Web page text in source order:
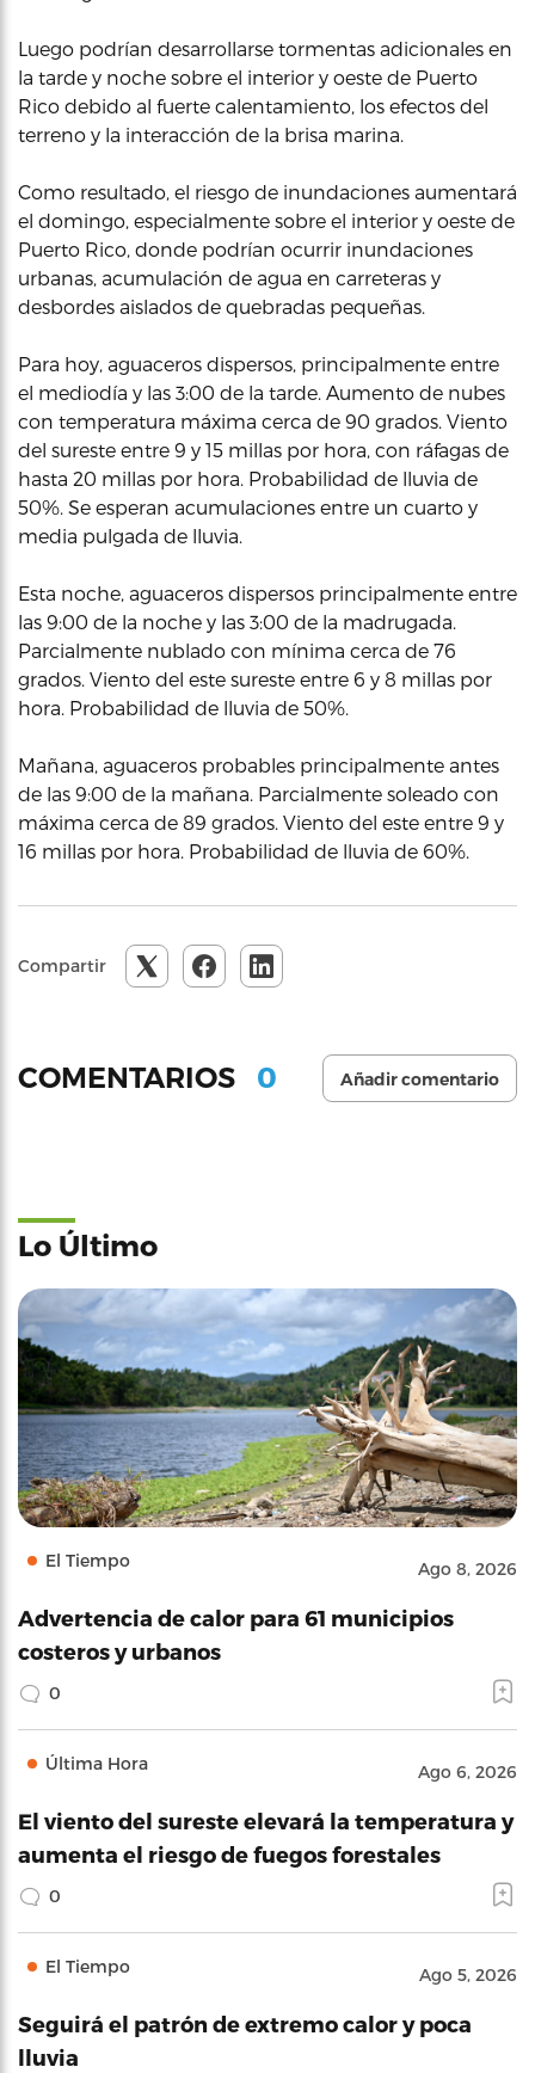
Luego podrían desarrollarse tormentas adicionales en
la tarde y noche sobre el interior y oeste de Puerto
Rico debido al fuerte calentamiento, los efectos del
terreno y la interacción de la brisa marina.
Como resultado, el riesgo de inundaciones aumentará
el domingo, especialmente sobre el interior y oeste de
Puerto Rico, donde podrían ocurrir inundaciones
urbanas, acumulación de agua en carreteras y
desbordes aislados de quebradas pequeñas.
Para hoy, aguaceros dispersos, principalmente entre
el mediodía y las 3:00 de la tarde. Aumento de nubes
con temperatura máxima cerca de 90 grados. Viento
del sureste entre 9 y 15 millas por hora, con ráfagas de
hasta 20 millas por hora. Probabilidad de lluvia de
50%. Se esperan acumulaciones entre un cuarto y
media pulgada de lluvia.
Esta noche, aguaceros dispersos principalmente entre
las 9:00 de la noche y las 3:00 de la madrugada.
Parcialmente nublado con mínima cerca de 76
grados. Viento del este sureste entre 6 y 8 millas por
hora. Probabilidad de lluvia de 50%.
Mañana, aguaceros probables principalmente antes
de las 9:00 de la mañana. Parcialmente soleado con
máxima cerca de 89 grados. Viento del este entre 9 y
16 millas por hora. Probabilidad de lluvia de 60%.
Compartir
COMENTARIOS 0 Añadir comentario
Lo Último
El Tiempo Ago 8, 2026
Advertencia de calor para 61 municipios
costeros y urbanos
0
Última Hora Ago 6, 2026
El viento del sureste elevará la temperatura y
aumenta el riesgo de fuegos forestales
0
El Tiempo Ago 5, 2026
Seguirá el patrón de extremo calor y poca
lluvia